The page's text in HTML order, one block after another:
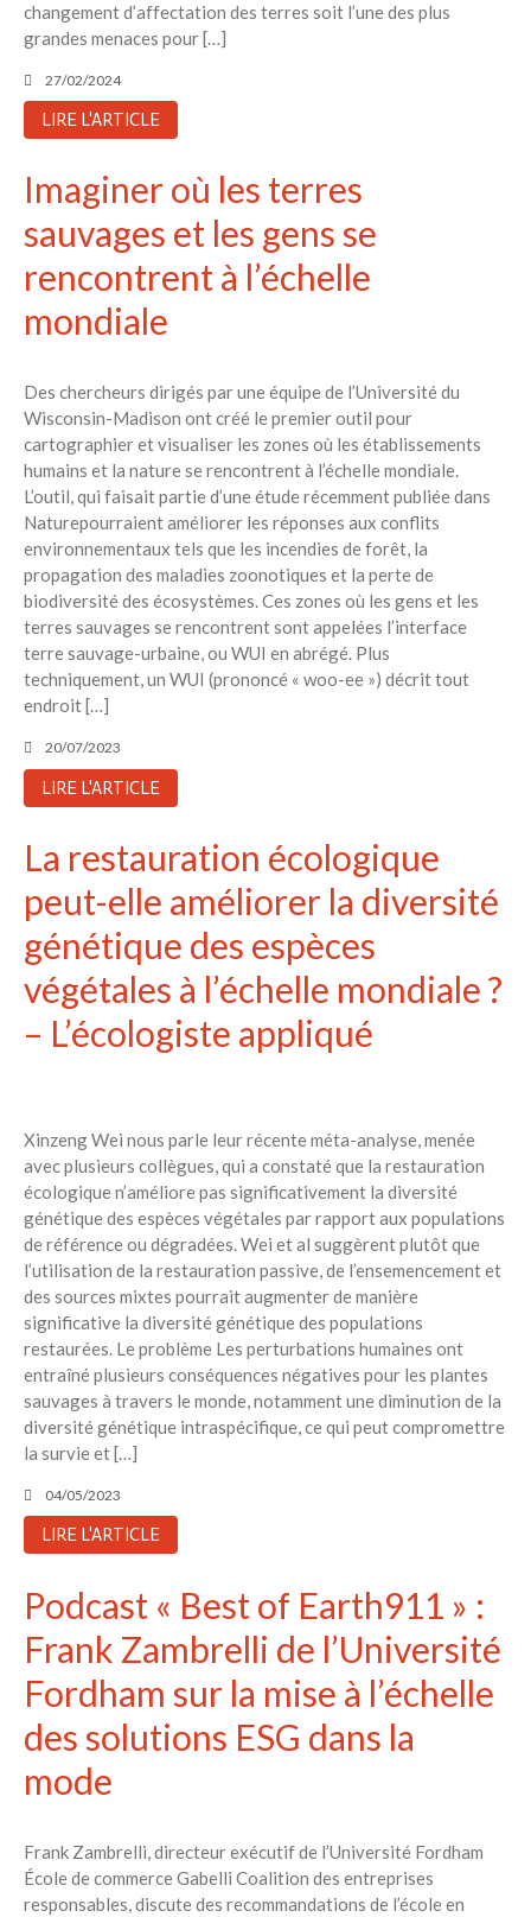
changement d’affectation des terres soit l’une des plus
grandes menaces pour […]
27/02/2024
LIRE L'ARTICLE
Imaginer où les terres
sauvages et les gens se
rencontrent à l’échelle
mondiale
Des chercheurs dirigés par une équipe de l’Université du
Wisconsin-Madison ont créé le premier outil pour
cartographier et visualiser les zones où les établissements
humains et la nature se rencontrent à l’échelle mondiale.
L’outil, qui faisait partie d’une étude récemment publiée dans
Naturepourraient améliorer les réponses aux conflits
environnementaux tels que les incendies de forêt, la
propagation des maladies zoonotiques et la perte de
biodiversité des écosystèmes. Ces zones où les gens et les
terres sauvages se rencontrent sont appelées l’interface
terre sauvage-urbaine, ou WUI en abrégé. Plus
techniquement, un WUI (prononcé « woo-ee ») décrit tout
endroit […]
20/07/2023
LIRE L'ARTICLE
La restauration écologique
peut-elle améliorer la diversité
génétique des espèces
végétales à l’échelle mondiale ?
– L’écologiste appliqué
Xinzeng Wei nous parle leur récente méta-analyse, menée
avec plusieurs collègues, qui a constaté que la restauration
écologique n’améliore pas significativement la diversité
génétique des espèces végétales par rapport aux populations
de référence ou dégradées. Wei et al suggèrent plutôt que
l’utilisation de la restauration passive, de l’ensemencement et
des sources mixtes pourrait augmenter de manière
significative la diversité génétique des populations
restaurées. Le problème Les perturbations humaines ont
entraîné plusieurs conséquences négatives pour les plantes
sauvages à travers le monde, notamment une diminution de la
diversité génétique intraspécifique, ce qui peut compromettre
la survie et […]
04/05/2023
LIRE L'ARTICLE
Podcast « Best of Earth911 » :
Frank Zambrelli de l’Université
Fordham sur la mise à l’échelle
des solutions ESG dans la
mode
Frank Zambrelli, directeur exécutif de l’Université Fordham
École de commerce Gabelli Coalition des entreprises
responsables, discute des recommandations de l’école en